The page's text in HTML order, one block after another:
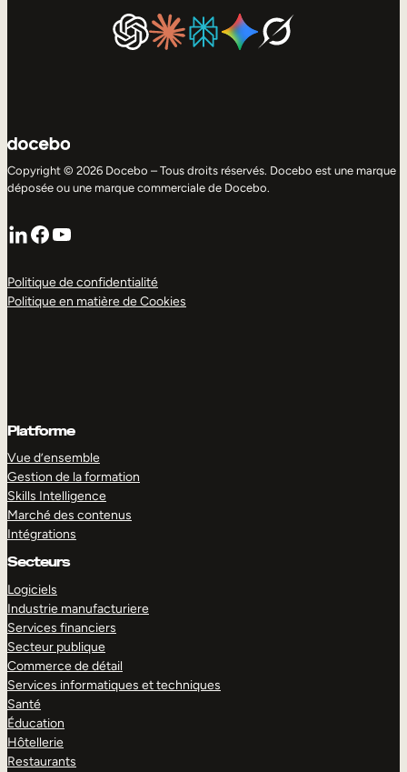
Copyright © 2026 Docebo – Tous droits réservés. Docebo est une marque
déposée ou une marque commerciale de Docebo.
LinkedIn
Facebook
YouTube
Politique de confidentialité
Politique en matière de Cookies
Platforme
Vue d’ensemble
Gestion de la formation
Skills Intelligence
Marché des contenus
Intégrations
Secteurs
Logiciels
Industrie manufacturiere
Services financiers
Secteur publique
Commerce de détail
Services informatiques et techniques
Santé
Éducation
Hôtellerie
Restaurants